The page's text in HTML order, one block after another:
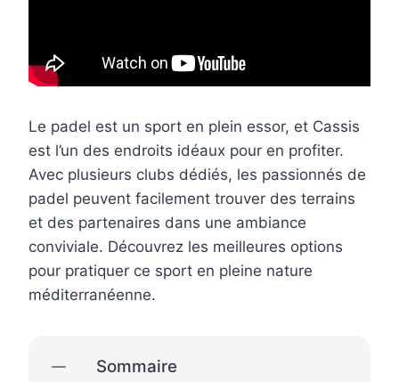
Le padel est un sport en plein essor, et Cassis
est l’un des endroits idéaux pour en profiter.
Avec plusieurs clubs dédiés, les passionnés de
padel peuvent facilement trouver des terrains
et des partenaires dans une ambiance
conviviale. Découvrez les meilleures options
pour pratiquer ce sport en pleine nature
méditerranéenne.
Sommaire